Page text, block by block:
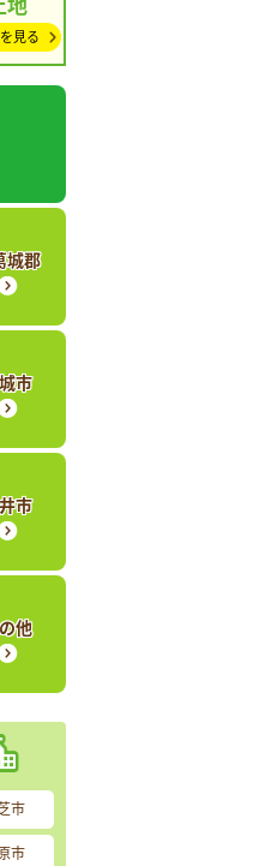
地
見る
城郡
市
市
他
市
市